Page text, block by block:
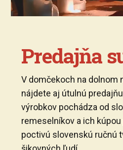
Predajňa
V domčekoch na dolnom
nájdete aj útulnú
výrobkov pochádza od
remeselníkov a ich
poctivú slovenskú ručnú